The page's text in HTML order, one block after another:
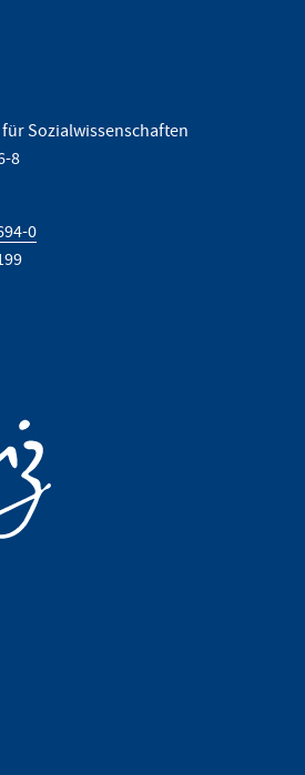
Sozialwissenschaften
8
0